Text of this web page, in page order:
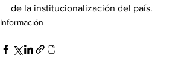
de la institucionalización del país.
Información